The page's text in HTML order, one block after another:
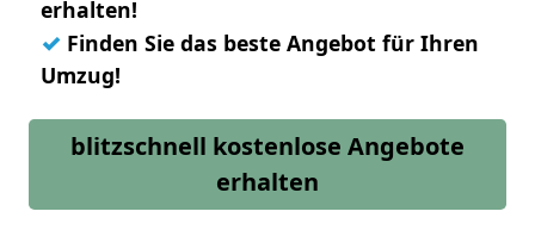
erhalten!
✓ Finden Sie das beste Angebot für Ihren
Umzug!
blitzschnell kostenlose Angebote
erhalten